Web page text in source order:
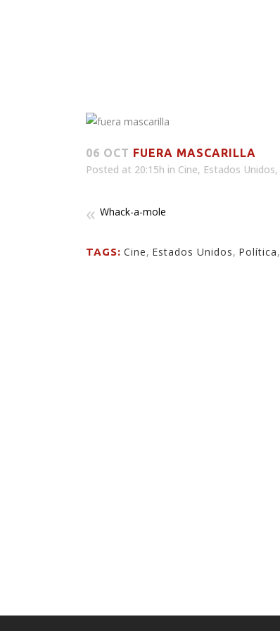
06 OCT FUERA MASCARILLA
Posted at 20:15h in Cine, Estados Unidos,
Whack-a-mole
TAGS: Cine, Estados Unidos, Política,